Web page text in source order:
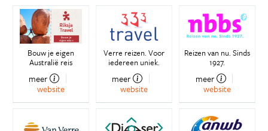
Bouw je eigen
Australië reis
meer
website
Verre reizen. Voor
iedereen uniek.
meer
website
Reizen van nu. Sinds
1927.
meer
website